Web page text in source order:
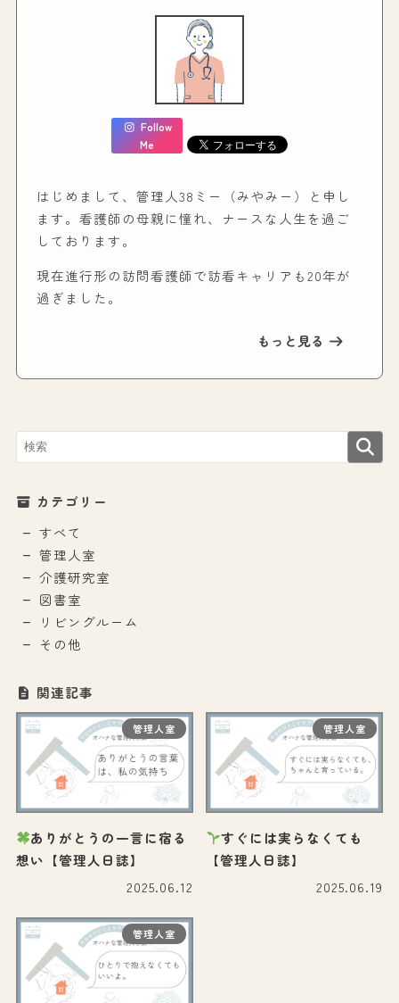
Follow
Me
はじめまして、管理人38ミー（みやみー）と申し
ます。看護師の母親に憧れ、ナースな人生を過ご
しております。
現在進行形の訪問看護師で訪看キャリアも20年が
過ぎました。
もっと見る
カテゴリー
すべて
管理人室
介護研究室
図書室
リビングルーム
その他
関連記事
管理人室
ありがとうの一言に宿る
想い【管理人日誌】
2025.06.12
管理人室
すぐには実らなくても
【管理人日誌】
2025.06.19
管理人室